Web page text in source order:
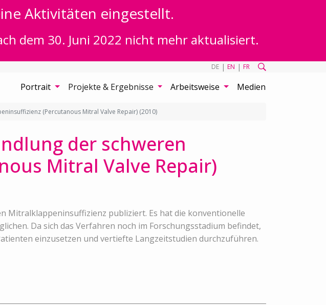
Aktivitäten eingestellt.
dem 30. Juni 2022 nicht mehr aktualisiert.
DE | EN | FR
Portrait Projekte & Ergebnisse Arbeitsweise Medien
(Percutanous Mitral Valve Repair) (2010)
der schweren
Mitral Valve Repair)
Mitralklappeninsuffizienz publiziert. Es hat die konventionelle
Da sich das Verfahren noch im Forschungsstadium befindet,
einzusetzen und vertiefte Langzeitstudien durchzuführen.